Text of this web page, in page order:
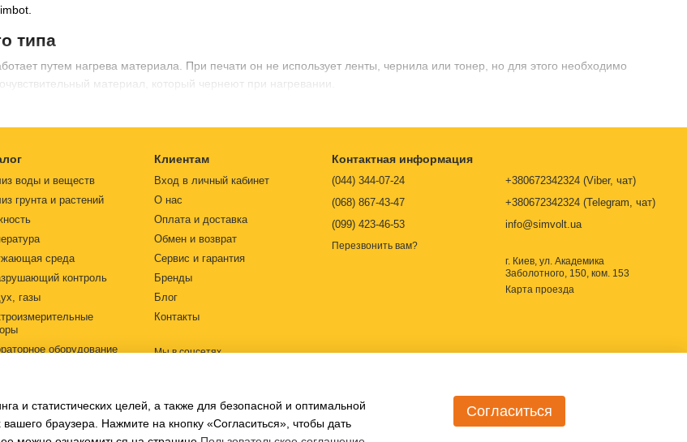
типа
путем нагрева материала. При печати он не использует ленты, чернила или тонер, но для этого необходимо
материал, который чернеют при нагревании.
к теплу, он тускнеют, и со временем с этикетки трудно считывать информацию или сканировать. Также прямые
воды и веществ
грунта и растений
среда
контроль
газы
оборудование
питания
Клиентам
Вход в личный кабинет
О нас
Оплата и доставка
Обмен и возврат
Сервис и гарантия
Бренды
Блог
Контакты
Мы в соцсетях
Контактная информация
(044) 344-07-24
(068) 867-43-47
(099) 423-46-53
Перезвонить вам?
+380672342324 (Viber, чат)
+380672342324 (Telegram, чат)
info@simvolt.ua
г. Киев, ул. Академика
Заболотного, 150, ком. 153
Карта проезда
и статистических целей, а также для безопасной и оптимальной
браузера. Нажмите на кнопку «Согласиться», чтобы дать
Согласиться